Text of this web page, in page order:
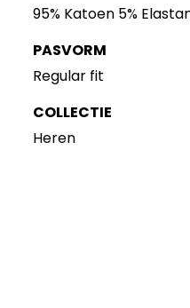
95% Katoen 5%
PASVORM
Regular fit
COLLECTIE
Heren